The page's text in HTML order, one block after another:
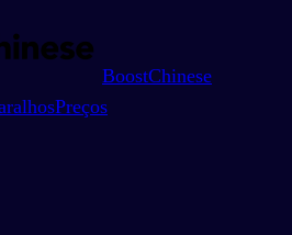
BoostChinese
Preços